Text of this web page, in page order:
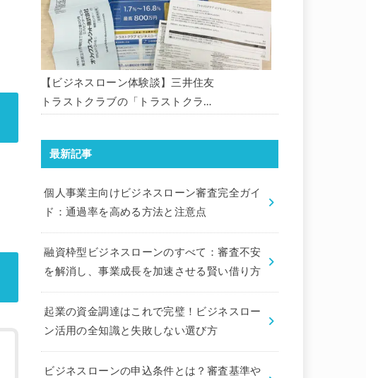
【ビジネスローン体験談】三井住友
トラストクラブの「トラストクラブ
みました。
最新記事
個人事業主向けビジネスローン審査完全ガイ
ド：通過率を高める方法と注意点
融資枠型ビジネスローンのすべて：審査不安
を解消し、事業成長を加速させる賢い借り方
起業の資金調達はこれで完璧！ビジネスロー
ン活用の全知識と失敗しない選び方
ビジネスローンの申込条件とは？審査基準や